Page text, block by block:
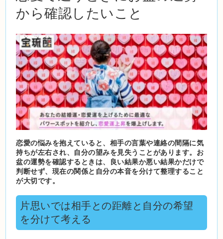
から確認したいこと
恋愛の悩みを抱えていると、相手の言葉や連絡の間隔に気
持ちが左右され、自分の望みを見失うことがあります。お
盆の運勢を確認するときは、良い結果か悪い結果かだけで
判断せず、現在の関係と自分の本音を分けて整理すること
が大切です。
片思いでは相手との距離と自分の希望
を分けて考える